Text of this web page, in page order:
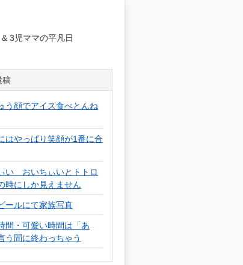
3児ママの平凡日
稿
う顔でアイス食べとんね
はやっぱり笑顔が1番に合
い おいちぃいとトトロ
時にしか見えません
ールにて家族写真
間・可愛い時間は「あ
う間に終わっちゃう